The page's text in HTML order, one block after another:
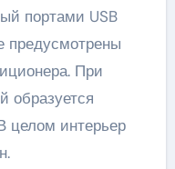
портами USB
предусмотрены
При
образуется
целом интерьер